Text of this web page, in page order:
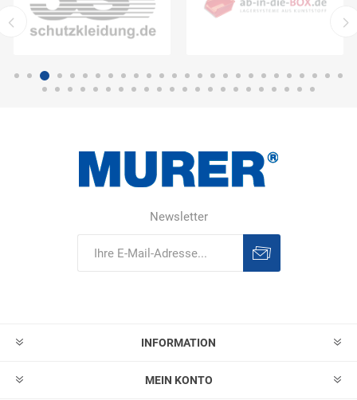
Newsletter
INFORMATION
MEIN KONTO